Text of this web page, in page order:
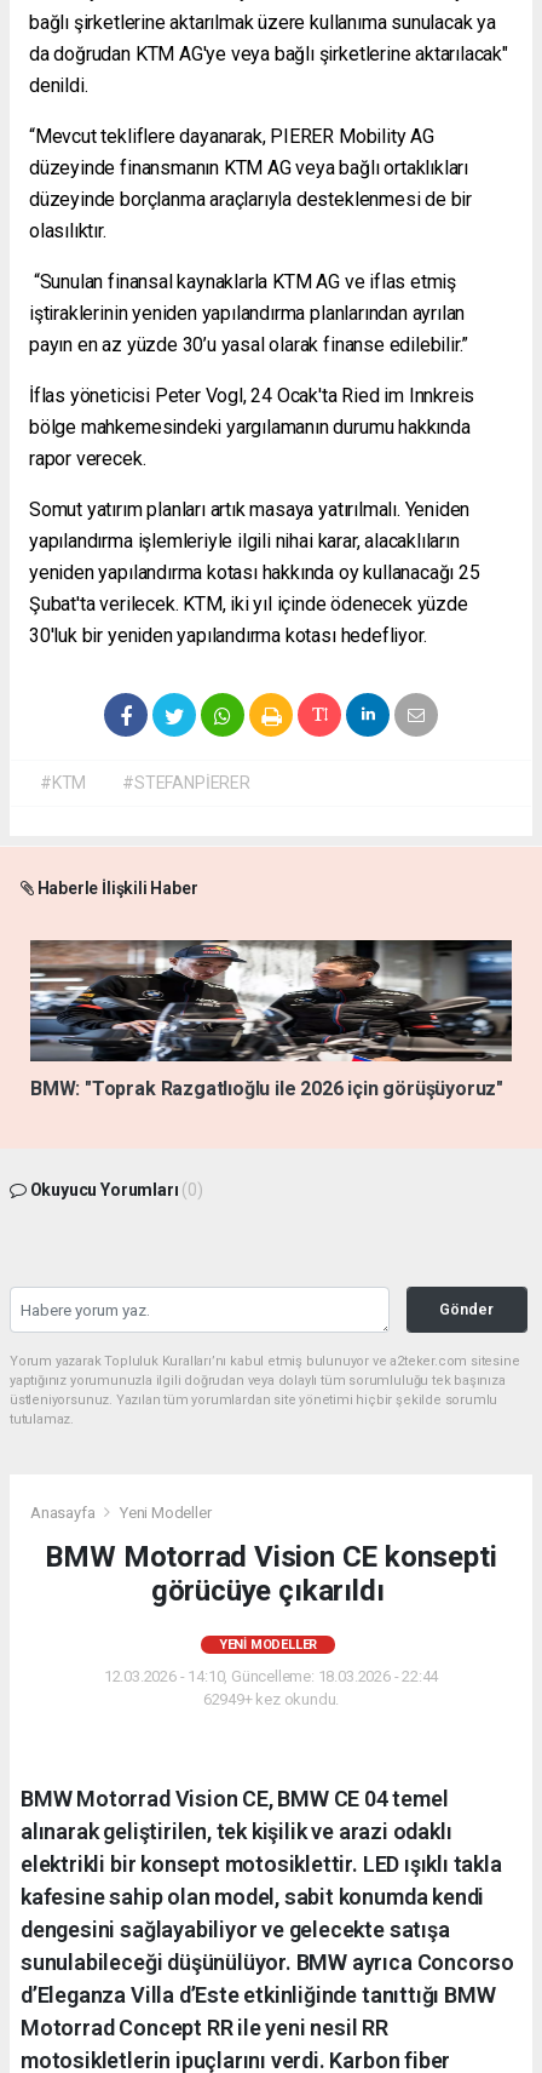
bağlı şirketlerine aktarılmak üzere kullanıma sunulacak ya
da doğrudan KTM AG'ye veya bağlı şirketlerine aktarılacak"
denildi.
“Mevcut tekliflere dayanarak, PIERER Mobility AG
düzeyinde finansmanın KTM AG veya bağlı ortaklıkları
düzeyinde borçlanma araçlarıyla desteklenmesi de bir
olasılıktır.
“Sunulan finansal kaynaklarla KTM AG ve iflas etmiş
iştiraklerinin yeniden yapılandırma planlarından ayrılan
payın en az yüzde 30’u yasal olarak finanse edilebilir.”
İflas yöneticisi Peter Vogl, 24 Ocak'ta Ried im Innkreis
bölge mahkemesindeki yargılamanın durumu hakkında
rapor verecek.
Somut yatırım planları artık masaya yatırılmalı. Yeniden
yapılandırma işlemleriyle ilgili nihai karar, alacaklıların
yeniden yapılandırma kotası hakkında oy kullanacağı 25
Şubat'ta verilecek. KTM, iki yıl içinde ödenecek yüzde
30'luk bir yeniden yapılandırma kotası hedefliyor.
#KTM #STEFANPİERER
Haberle İlişkili Haber
BMW: "Toprak Razgatlıoğlu ile 2026 için görüşüyoruz"
Okuyucu Yorumları (0)
Gönder
Yorum yazarak Topluluk Kuralları’nı kabul etmiş bulunuyor ve a2teker.com sitesine
yaptığınız yorumunuzla ilgili doğrudan veya dolaylı tüm sorumluluğu tek başınıza
üstleniyorsunuz. Yazılan tüm yorumlardan site yönetimi hiçbir şekilde sorumlu
tutulamaz.
Anasayfa Yeni Modeller
BMW Motorrad Vision CE konsepti
görücüye çıkarıldı
YENI MODELLER
12.03.2026 - 14:10, Güncelleme: 18.03.2026 - 22:44
62949+ kez okundu.
BMW Motorrad Vision CE, BMW CE 04 temel
alınarak geliştirilen, tek kişilik ve arazi odaklı
elektrikli bir konsept motosiklettir. LED ışıklı takla
kafesine sahip olan model, sabit konumda kendi
dengesini sağlayabiliyor ve gelecekte satışa
sunulabileceği düşünülüyor. BMW ayrıca Concorso
d’Eleganza Villa d’Este etkinliğinde tanıttığı BMW
Motorrad Concept RR ile yeni nesil RR
motosikletlerin ipuçlarını verdi. Karbon fiber